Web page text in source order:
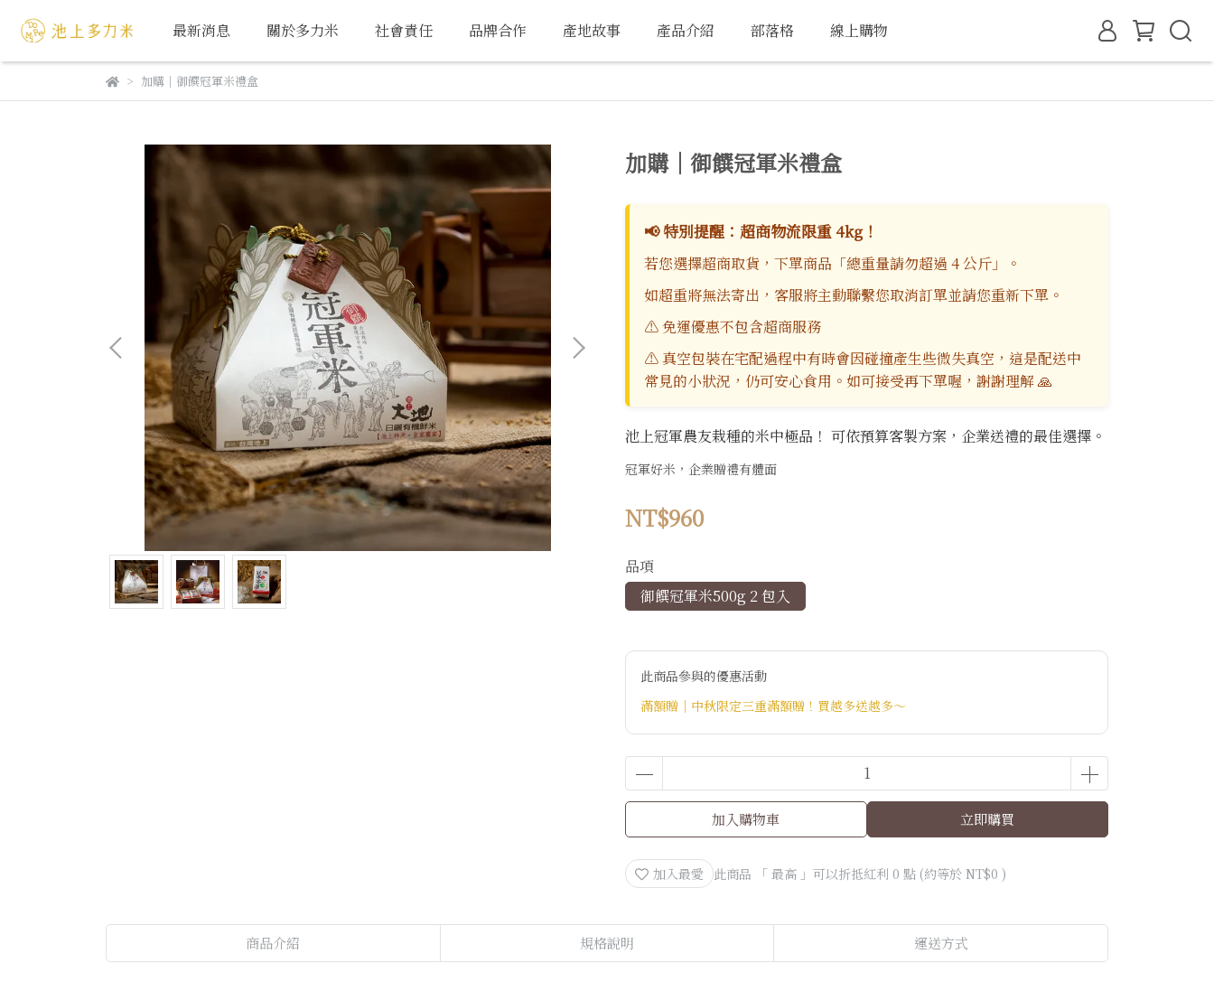
最新消息 關於多力米 社會責任 品牌合作 產地故事 產品介紹 部落格 線上購物
加購｜御饌冠軍米禮盒
加購｜御饌冠軍米禮盒
📢 特別提醒：超商物流限重 4kg！
若您選擇超商取貨，下單商品「總重量請勿超過 4 公斤」。
如超重將無法寄出，客服將主動聯繫您取消訂單並請您重新下單。
⚠️ 免運優惠不包含超商服務
⚠️ 真空包裝在宅配過程中有時會因碰撞產生些微失真空，這是配送中
常見的小狀況，仍可安心食用。如可接受再下單喔，謝謝理解 🙏
池上冠軍農友栽種的米中極品！ 可依預算客製方案，企業送禮的最佳選擇。
冠軍好米，企業贈禮有體面
NT$960
品項
御饌冠軍米500g 2 包入
此商品參與的優惠活動
滿額贈｜中秋限定三重滿額贈！買越多送越多～
加入購物車 立即購買
加入最愛 此商品 「 最高 」可以折抵紅利 0 點 (約等於 NT$0 )
商品介紹 規格說明 運送方式